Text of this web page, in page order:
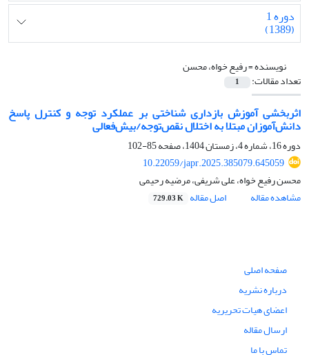
دوره 1
(1389)
نویسنده =رفیع خواه، محسن
تعداد مقالات: 1
اثربخشی آموزش بازداری شناختی بر عملکرد توجه و کنترل پاسخ
دانش‌آموزان مبتلا به اختلال نقص‌توجه/بیش‌فعالی
دوره 16، شماره 4، زمستان 1404، صفحه
85-102
10.22059/japr.2025.385079.645059
محسن رفیع خواه، علی شریفی، مرضیه رحیمی
مشاهده مقاله
اصل مقاله 729.03 K
صفحه اصلی
درباره نشریه
اعضای هیات تحریریه
ارسال مقاله
تماس با ما